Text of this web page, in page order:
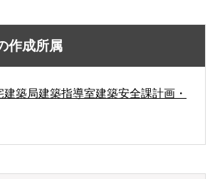
作成所属
築局建築指導室建築安全課計画・